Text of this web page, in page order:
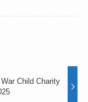
Child Charity